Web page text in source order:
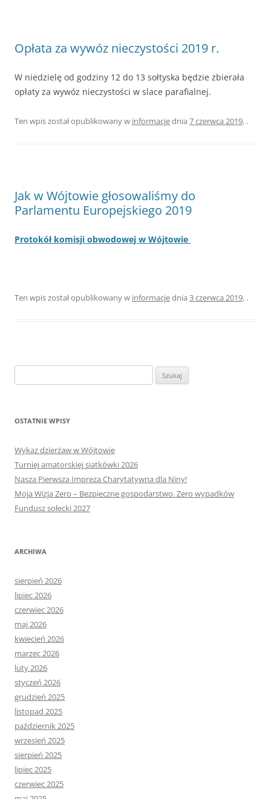
Opłata za wywóz nieczystości 2019 r.
W niedzielę od godziny 12 do 13 sołtyska będzie zbierała
opłaty za wywóz nieczystości w slace parafialnej.
Ten wpis został opublikowany w informacjednia 7 czerwca 2019, .
Jak w Wójtowie głosowaliśmy do
Parlamentu Europejskiego 2019
Protokół komisji obwodowej w Wójtowie
Ten wpis został opublikowany w informacjednia 3 czerwca 2019, .
OSTATNIE WPISY
Wykaz dzierżaw w Wójtowie
Turniej amatorskiej siatkówki 2026
Nasza Pierwsza Impreza Charytatywna dla Niny!
Moja Wizja Zero – Bezpieczne gospodarstwo. Zero wypadków
Fundusz sołecki 2027
ARCHIWA
sierpień 2026
lipiec 2026
czerwiec 2026
maj 2026
kwiecień 2026
marzec 2026
luty 2026
styczeń 2026
grudzień 2025
listopad 2025
październik 2025
wrzesień 2025
sierpień 2025
lipiec 2025
czerwiec 2025